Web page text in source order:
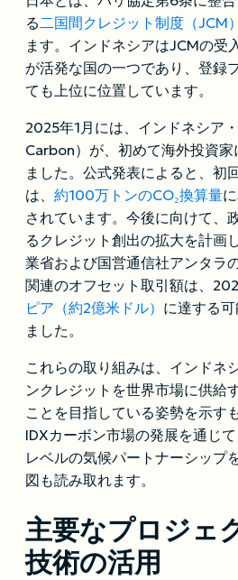
る 二国間クレジット制度（JCM）
ます。インドネシアはJCMの受
が活発な国の一つであり、登録
ても上位に位置しています。
2025年1月には、インドネシア
Carbon）が、初めて海外投資
ました。公式発表によると、初
は、 約100万トンのCO₂換算量
されています。今後に向けて、
るクレジット創出の拡大を計画
業省および国営通信社アンタラ
関連のオフセット取引額は、
ピア（約2億米ドル） に達する
ました。
これらの取り組みは、インドネ
ンクレジットを世界市場に供給
ことを目指している姿勢を示す
IDXカーボン市場の発展を通じ
レベルの気候パートナーシップ
図も読み取れます。
主要なプロジェ
技術の活用